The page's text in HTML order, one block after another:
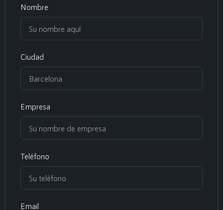
Nombre
Ciudad
Empresa
Teléfono
Email